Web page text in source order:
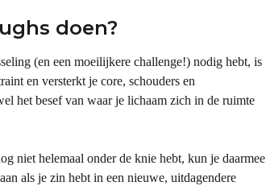
doen?
(en een moeilijkere challenge!) nodig hebt, is
en versterkt je core, schouders en
het besef van waar je lichaam zich in de ruimte
niet helemaal onder de knie hebt, kun je daarmee
als je zin hebt in een nieuwe, uitdagendere